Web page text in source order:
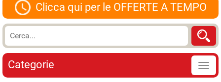
Clicca qui per le OFFERTE A TEMPO
Categorie